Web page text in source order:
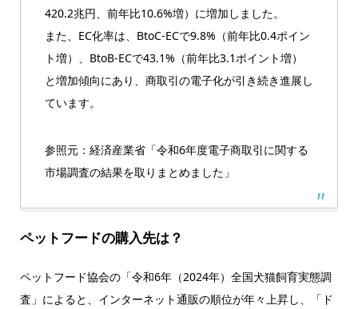
420.2兆円、前年比10.6%増）に増加しました。
また、EC化率は、BtoC-ECで9.8%（前年比0.4ポイン
ト増）、BtoB-ECで43.1%（前年比3.1ポイント増）
と増加傾向にあり、商取引の電子化が引き続き進展し
ています。
参照元：経済産業省「令和6年度電子商取引に関する
市場調査の結果を取りまとめました」
ペットフードの購入先は？
ペットフード協会の「令和6年（2024年）全国犬猫飼育実態調
査」によると、インターネット通販の順位が年々上昇し、「ド